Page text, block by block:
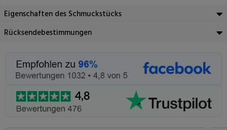
Eigenschaften des Schmuckstücks
Rücksendebestimmungen